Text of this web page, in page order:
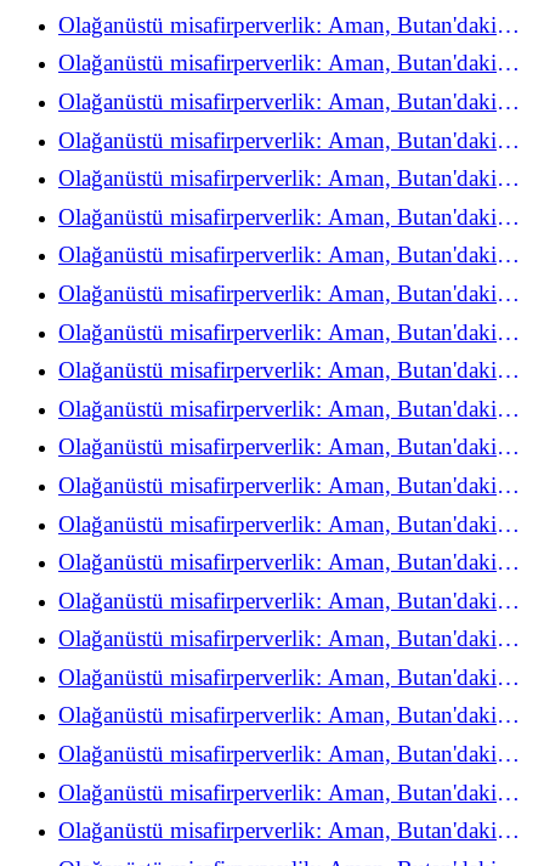
refah deneyimini yeniden keşfediyor
Olağanüstü misafirperverlik: Aman, Butan'daki
refah deneyimini yeniden keşfediyor
Olağanüstü misafirperverlik: Aman, Butan'daki
refah deneyimini yeniden keşfediyor
Olağanüstü misafirperverlik: Aman, Butan'daki
refah deneyimini yeniden keşfediyor
Olağanüstü misafirperverlik: Aman, Butan'daki
refah deneyimini yeniden keşfediyor
Olağanüstü misafirperverlik: Aman, Butan'daki
refah deneyimini yeniden keşfediyor
Olağanüstü misafirperverlik: Aman, Butan'daki
refah deneyimini yeniden keşfediyor
Olağanüstü misafirperverlik: Aman, Butan'daki
refah deneyimini yeniden keşfediyor
Olağanüstü misafirperverlik: Aman, Butan'daki
refah deneyimini yeniden keşfediyor
Olağanüstü misafirperverlik: Aman, Butan'daki
refah deneyimini yeniden keşfediyor
Olağanüstü misafirperverlik: Aman, Butan'daki
refah deneyimini yeniden keşfediyor
Olağanüstü misafirperverlik: Aman, Butan'daki
refah deneyimini yeniden keşfediyor
Olağanüstü misafirperverlik: Aman, Butan'daki
refah deneyimini yeniden keşfediyor
Olağanüstü misafirperverlik: Aman, Butan'daki
refah deneyimini yeniden keşfediyor
Olağanüstü misafirperverlik: Aman, Butan'daki
refah deneyimini yeniden keşfediyor
Olağanüstü misafirperverlik: Aman, Butan'daki
refah deneyimini yeniden keşfediyor
Olağanüstü misafirperverlik: Aman, Butan'daki
refah deneyimini yeniden keşfediyor
Olağanüstü misafirperverlik: Aman, Butan'daki
refah deneyimini yeniden keşfediyor
Olağanüstü misafirperverlik: Aman, Butan'daki
refah deneyimini yeniden keşfediyor
Olağanüstü misafirperverlik: Aman, Butan'daki
refah deneyimini yeniden keşfediyor
Olağanüstü misafirperverlik: Aman, Butan'daki
refah deneyimini yeniden keşfediyor
Olağanüstü misafirperverlik: Aman, Butan'daki
refah deneyimini yeniden keşfediyor
Olağanüstü misafirperverlik: Aman, Butan'daki
refah deneyimini yeniden keşfediyor